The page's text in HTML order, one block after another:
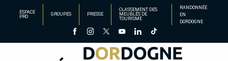
principal
ESPACE
PRO
GROUPES PRESSE
CLASSEMENT DES
MEUBLÉS DE
TOURISME
RANDONNÉE
EN
DORDOGNE